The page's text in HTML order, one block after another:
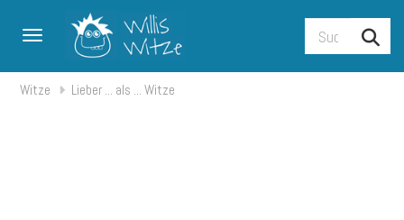
Toggle navigation
Witze Lieber ... als ... Witze